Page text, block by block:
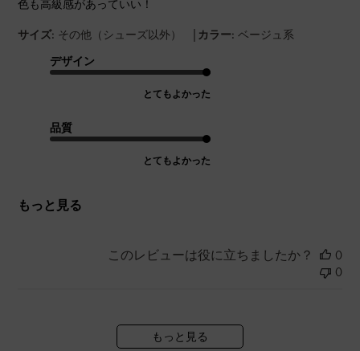
色も高級感があっていい！
サイズ: その他（シューズ以外） | カラー: ベージュ系
デザイン
とてもよかった
品質
とてもよかった
もっと見る
このレビューは役に立ちましたか？
0
0
もっと見る